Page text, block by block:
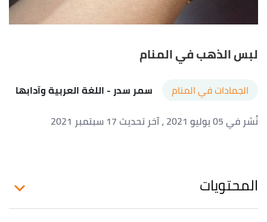
لبس الذهب في المنام
الجمادات في المنام سمر سدر- اللغة العربية وآدابها
نُشر في 05 يوليو 2021
، آخر تحديث 17 سبتمبر 2021
المحتويات